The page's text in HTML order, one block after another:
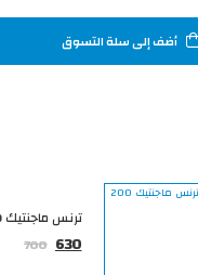
أضف إلى سلة التسوق
ترنس ماجنتيك 200 وات
630
700